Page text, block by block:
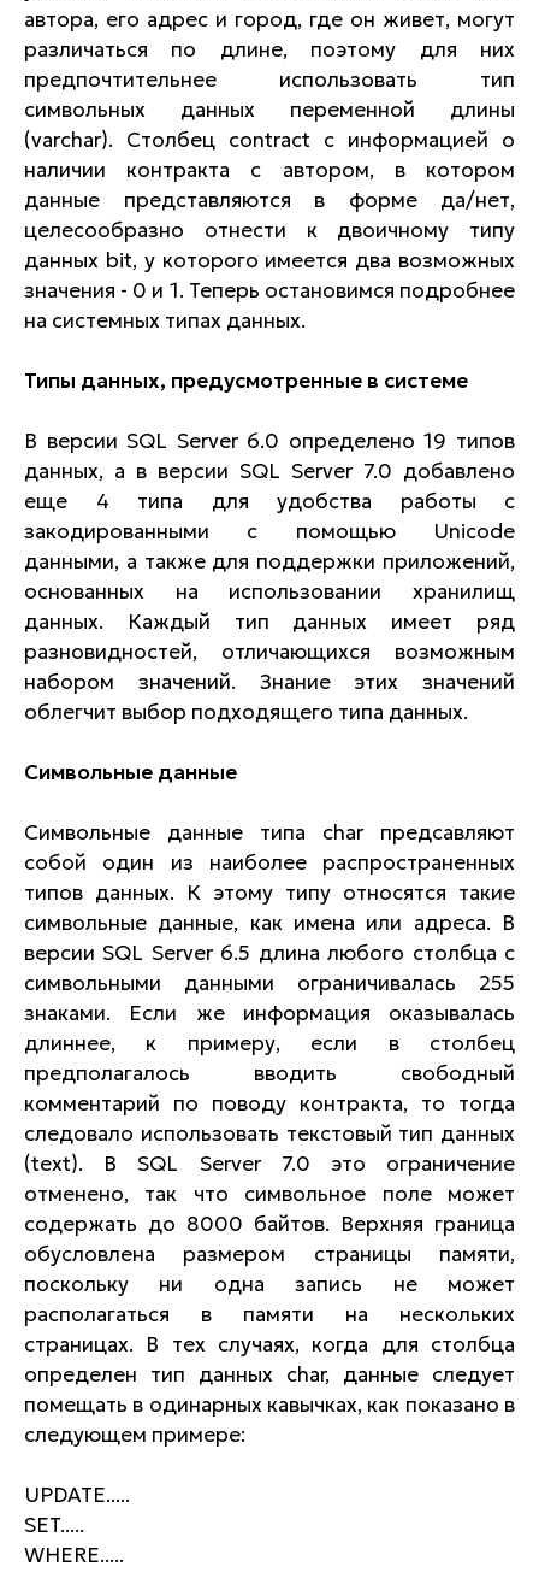
автора, его адрес и город, где он живет, могут
различаться по длине, поэтому для них
предпочтительнее использовать тип
символьных данных переменной длины
(varchar). Столбец contract с информацией о
наличии контракта с автором, в котором
данные представляются в форме да/нет,
целесообразно отнести к двоичному типу
данных bit, у которого имеется два возможных
значения - 0 и 1. Теперь остановимся подробнее
на системных типах данных.
Типы данных, предусмотренные в системе
В версии SQL Server 6.0 определено 19 типов
данных, а в версии SQL Server 7.0 добавлено
еще 4 типа для удобства работы с
закодированными с помощью Unicode
данными, а также для поддержки приложений,
основанных на использовании хранилищ
данных. Каждый тип данных имеет ряд
разновидностей, отличающихся возможным
набором значений. Знание этих значений
облегчит выбор подходящего типа данных.
Символьные данные
Символьные данные типа char предсавляют
собой один из наиболее распространенных
типов данных. К этому типу относятся такие
символьные данные, как имена или адреса. В
версии SQL Server 6.5 длина любого столбца с
символьными данными ограничивалась 255
знаками. Если же информация оказывалась
длиннее, к примеру, если в столбец
предполагалось вводить свободный
комментарий по поводу контракта, то тогда
следовало использовать текстовый тип данных
(text). В SQL Server 7.0 это ограничение
отменено, так что символьное поле может
содержать до 8000 байтов. Верхняя граница
обусловлена размером страницы памяти,
поскольку ни одна запись не может
располагаться в памяти на нескольких
страницах. В тех случаях, когда для столбца
определен тип данных char, данные следует
помещать в одинарных кавычках, как показано в
следующем примере:
UPDATE.....
SET.....
WHERE.....